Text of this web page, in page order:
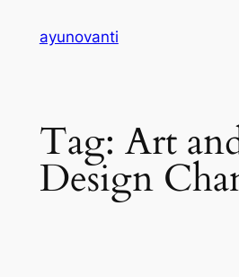
ayunovanti
Tag: Art
Design